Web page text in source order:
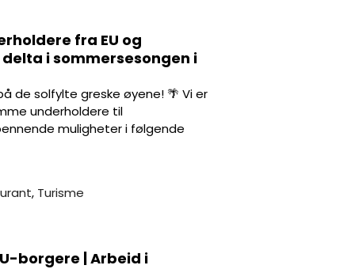
fra EU og
i sommersesongen i
de solfylte greske øyene! 🌴 Vi er
underholdere til
muligheter i følgende
, Turisme
borgere | Arbeid i